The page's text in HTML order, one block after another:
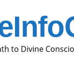
to Divine